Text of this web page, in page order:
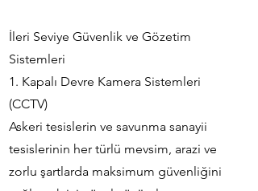
İleri Seviye Güvenlik ve Gözetim
Sistemleri
1. Kapalı Devre Kamera Sistemleri
(CCTV)
Askeri tesislerin ve savunma sanayii
tesislerinin her türlü mevsim, arazi ve
zorlu şartlarda maksimum güvenliğini